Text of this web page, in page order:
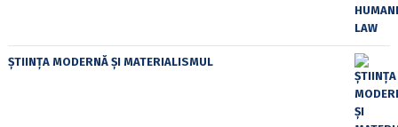
ȘTIINȚA MODERNĂ ȘI MATERIALISMUL